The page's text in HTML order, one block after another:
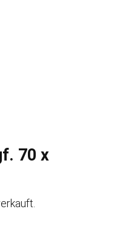
70 x